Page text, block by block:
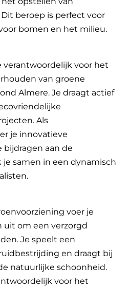
beroep is perfect voor
bomen en het milieu.
verantwoordelijk voor het
van groene
Almere. Je draagt actief
Als
je innovatieve
aan de
samen in een dynamisch
voer je
uit om een verzorgd
Je speelt een
en draagt bij
natuurlijke schoonheid.
voor het